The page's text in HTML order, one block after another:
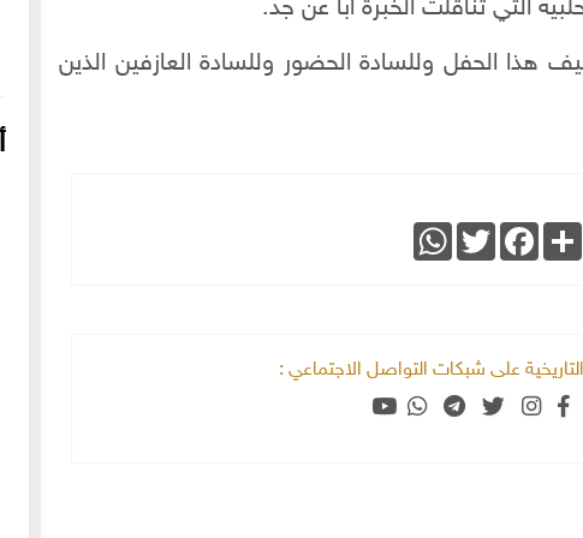
التي تناقلت الخبرة أبا عن جد.
هذا الحفل وللسادة الحضور وللسادة العازفين الذين
Share
Facebook
Twitter
WhatsApp
على شبكات التواصل الاجتماعي :